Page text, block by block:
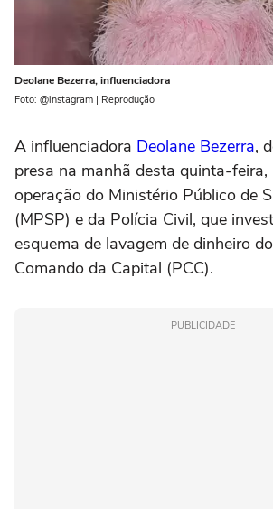
Deolane Bezerra, influenciadora
Foto: @instagram | Reprodução
A influenciadora Deolane Bezerra,
presa na manhã desta quinta-
operação do Ministério Público de
(MPSP) e da Polícia Civil, que
esquema de lavagem de dinheiro
Comando da Capital (PCC).
PUBLICIDADE